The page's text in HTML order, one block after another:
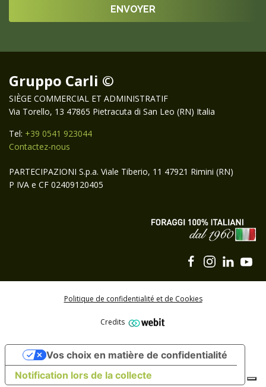
Gruppo Carli ©
SIÈGE COMMERCIAL ET ADMINISTRATIF
Via Torello, 13 47865 Pietracuta di San Leo (RN) Italia
Tel: +39 0541 923044
Contactez-nous
PARTECIPAZIONI S.p.a. Viale Tiberio, 11 47921 Rimini (RN)
P IVA e CF 02409120405
Politique de confidentialité et de Cookies
Credits
Abonnez-vous à la newsletter Carli Group
S'ABONNER
Notification lors de la collecte
Vos choix en matière de confidentialité